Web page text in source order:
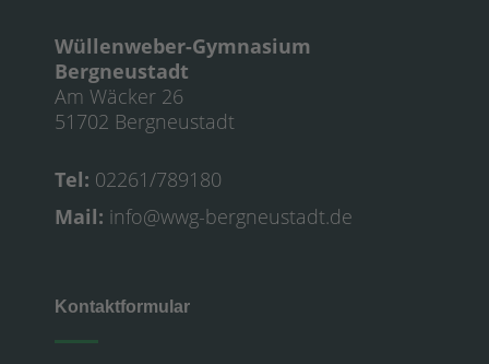
Wüllenweber-Gymnasium
Bergneustadt
Am Wäcker 26
51702 Bergneustadt
Tel: 02261/789180
Mail: info@wwg-bergneustadt.de
Kontaktformular